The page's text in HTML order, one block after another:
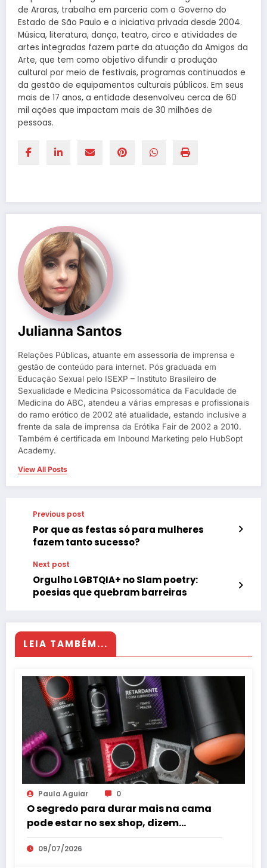
de Araras, trabalha em parceria com o Governo do
Estado de São Paulo e a iniciativa privada desde 2004.
Música, literatura, dança, teatro, circo e atividades de
artes integradas fazem parte da atuação da Amigos da
Arte, que tem como objetivo difundir a produção
cultural por meio de festivais, programas continuados e
da gestão de equipamentos culturais públicos. Em seus
mais de 17 anos, a entidade desenvolveu cerca de 60
mil ações que impactam mais de 30 milhões de
pessoas.
Julianna Santos
Relações Públicas, atuante em assessoria de imprensa e
gestão de conteúdo para internet. Pós graduada em
Educação Sexual pelo ISEXP – Instituto Brasileiro de
Sexualidade e Medicina Psicossomática da Faculdade de
Medicina do ABC, atendeu a várias empresas e profissionais
do ramo erótico de 2002 até atualidade, estando inclusive a
frente da sala de imprensa da Erótika Fair de 2002 a 2010.
Também é certificada em Inbound Marketing pelo HubSopt
Academy.
View All Posts
Previous post
Por que as festas só para mulheres
fazem tanto sucesso?
Next post
Orgulho LGBTQIA+ no Slam poetry:
poesias que quebram barreiras
LEIA TAMBÉM...
Paula Aguiar 0
O segredo para durar mais na cama
pode estar no sex shop, dizem
especialistas em saúde sexual
09/07/2026